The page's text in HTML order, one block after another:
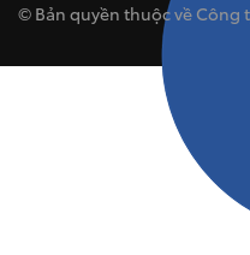
© Bản quyền thuộc về Công